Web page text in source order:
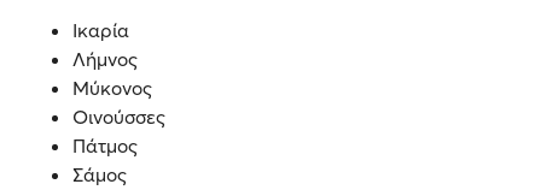
Ικαρία
Λήμνος
Μύκονος
Οινούσσες
Πάτμος
Σάμος